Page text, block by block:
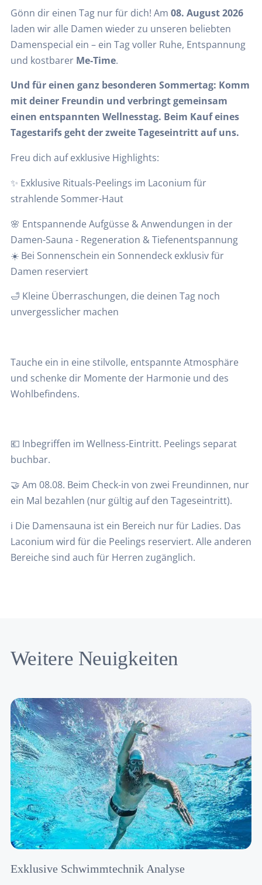
Gönn dir einen Tag nur für dich! Am 08. August 2026
laden wir alle Damen wieder zu unseren beliebten
Damenspecial ein – ein Tag voller Ruhe, Entspannung
und kostbarer Me‑Time.
Und für einen ganz besonderen Sommertag: Komm
mit deiner Freundin und verbringt gemeinsam
einen entspannten Wellnesstag. Beim Kauf eines
Tagestarifs geht der zweite Tageseintritt auf uns.
Freu dich auf exklusive Highlights:
✨‍ Exklusive Rituals-Peelings im Laconium für
strahlende Sommer-Haut
🌸 Entspannende Aufgüsse & Anwendungen in der
Damen-Sauna - Regeneration & Tiefenentspannung
☀️ Bei Sonnenschein ein Sonnendeck exklusiv für
Damen reserviert
🛁 Kleine Überraschungen, die deinen Tag noch
unvergesslicher machen
Tauche ein in eine stilvolle, entspannte Atmosphäre
und schenke dir Momente der Harmonie und des
Wohlbefindens.
💶 Inbegriffen im Wellness-Eintritt. Peelings separat
buchbar.
🤝 Am 08.08. Beim Check-in von zwei Freundinnen, nur
ein Mal bezahlen (nur gültig auf den Tageseintritt).
ℹ️ Die Damensauna ist ein Bereich nur für Ladies. Das
Laconium wird für die Peelings reserviert. Alle anderen
Bereiche sind auch für Herren zugänglich.
Weitere Neuigkeiten
Exklusive Schwimmtechnik Analyse